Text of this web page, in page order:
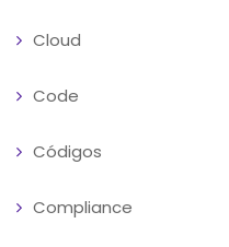
Cloud
Code
Códigos
Compliance